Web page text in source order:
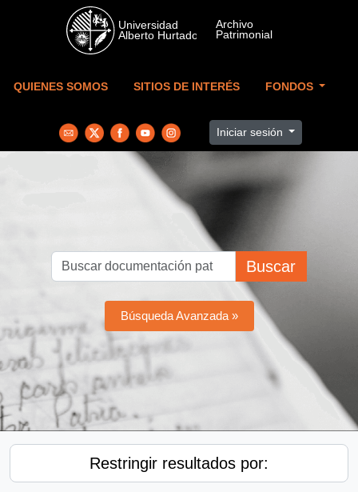
Skip to main content
QUIENES SOMOS SITIOS DE INTERÉS FONDOS
Iniciar sesión
Buscar
Búsqueda Avanzada »
Restringir resultados por: